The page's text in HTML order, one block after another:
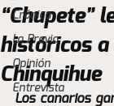
Crónica
La Previa
Opinión
Entrevista
“Chupete”
históricos a
Chinquihue
Los canarios